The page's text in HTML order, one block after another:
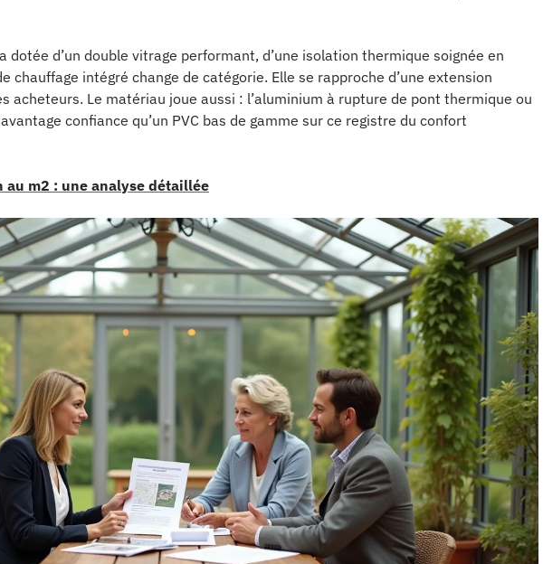
dotée d’un double vitrage performant, d’une isolation thermique soignée en
chauffage intégré change de catégorie. Elle se rapproche d’une extension
acheteurs. Le matériau joue aussi : l’aluminium à rupture de pont thermique ou
confiance qu’un PVC bas de gamme sur ce registre du confort
au m2 : une analyse détaillée